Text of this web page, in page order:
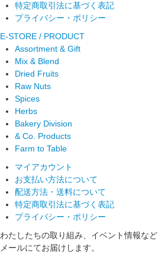
特定商取引法に基づく表記
プライバシー・ポリシー
E-STORE / PRODUCT
Assortment & Gift
Mix & Blend
Dried Fruits
Raw Nuts
Spices
Herbs
Bakery Division
& Co. Products
Farm to Table
マイアカウント
お支払い方法について
配送方法・送料について
特定商取引法に基づく表記
プライバシー・ポリシー
わたしたちの取り組み、イベント情報など
メールにてお届けします。